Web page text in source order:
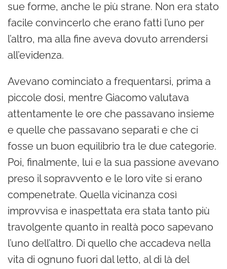
sue forme, anche le più strane. Non era stato
facile convincerlo che erano fatti l’uno per
l’altro, ma alla fine aveva dovuto arrendersi
all’evidenza.
Avevano cominciato a frequentarsi, prima a
piccole dosi, mentre Giacomo valutava
attentamente le ore che passavano insieme
e quelle che passavano separati e che ci
fosse un buon equilibrio tra le due categorie.
Poi, finalmente, lui e la sua passione avevano
preso il sopravvento e le loro vite si erano
compenetrate. Quella vicinanza così
improvvisa e inaspettata era stata tanto più
travolgente quanto in realtà poco sapevano
l’uno dell’altro. Di quello che accadeva nella
vita di ognuno fuori dal letto, al di là del